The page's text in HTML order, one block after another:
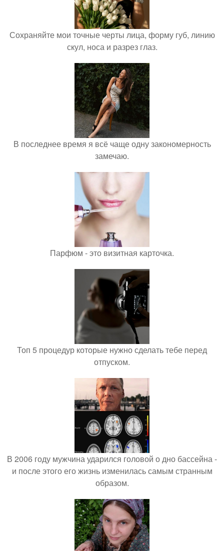
Сохраняйте мои точные черты лица, форму губ, линию
скул, носа и разрез глаз.
В последнее время я всё чаще одну закономерность
замечаю.
Парфюм - это визитная карточка.
Топ 5 процедур которые нужно сделать тебе перед
отпуском.
В 2006 году мужчина ударился головой о дно бассейна -
и после этого его жизнь изменилась самым странным
образом.